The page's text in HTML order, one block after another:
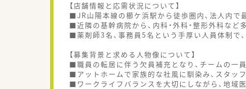
【店舗情報と応需状況について】
■JR山陽本線の櫛ケ浜駅から徒歩圏内、法人内で
■近隣の基幹病院から、内科・外科・整形外科な
■薬剤師3名、事務員5名という手厚い人員体制で
【募集背景と求める人物像について】
■職員の転居に伴う欠員補充となり、チームの一
■アットホームで家族的な社風に馴染み、スタッ
■ワークライフバランスを大切にしながら、地域